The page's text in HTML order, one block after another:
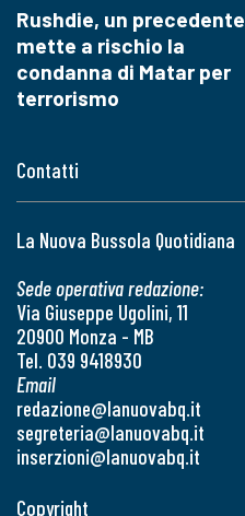
Contatti
La Nuova Bussola Quotidiana
Sede operativa redazione:
Via Giuseppe Ugolini, 11
20900 Monza - MB
Tel. 039 9418930
Email
redazione@lanuovabq.it
segreteria@lanuovabq.it
inserzioni@lanuovabq.it
Rushdie, un precedente
mette a rischio la
condanna di Matar per
terrorismo
Copyright